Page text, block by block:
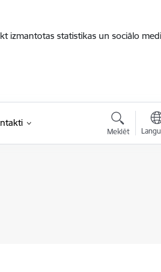
izmantotas statistikas un sociālo
Meklēt